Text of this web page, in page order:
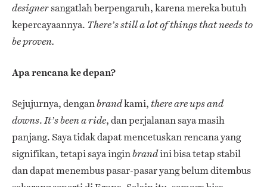
designersangatlah berpengaruh, karena mereka butuh
kepercayaannya. There’s still a lot of things that needs to
be proven.
Apa rencana ke depan?
Sejujurnya, denganbrandkami, there are ups and
downs.It’s been a ride, dan perjalanan saya masih
panjang. Saya tidak dapat mencetuskan rencana yang
signifikan, tetapi saya inginbrandini bisa tetap stabil
dan dapat menembus pasar-pasar yang belum ditembus